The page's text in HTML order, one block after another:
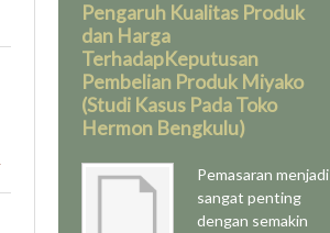
Pengaruh Kualitas Produk
dan Harga
TerhadapKeputusan
Pembelian Produk Miyako
(Studi Kasus Pada Toko
Hermon Bengkulu)
Pemasaran menjadi
sangat penting
dengan semakin